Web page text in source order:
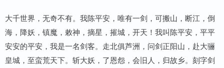
大千世界，无奇不有。我陈平安，唯有一剑，可搬山，断江，倒
海，降妖，镇魔，敕神，摘星，摧城，开天！我叫陈平安，平平
安安的平安，我是一名剑客。走北俱芦洲，问剑正阳山，赴大骊
皇城，至蛮荒天下。斩大妖，了恩怨，会旧人，归故乡。刻字剑